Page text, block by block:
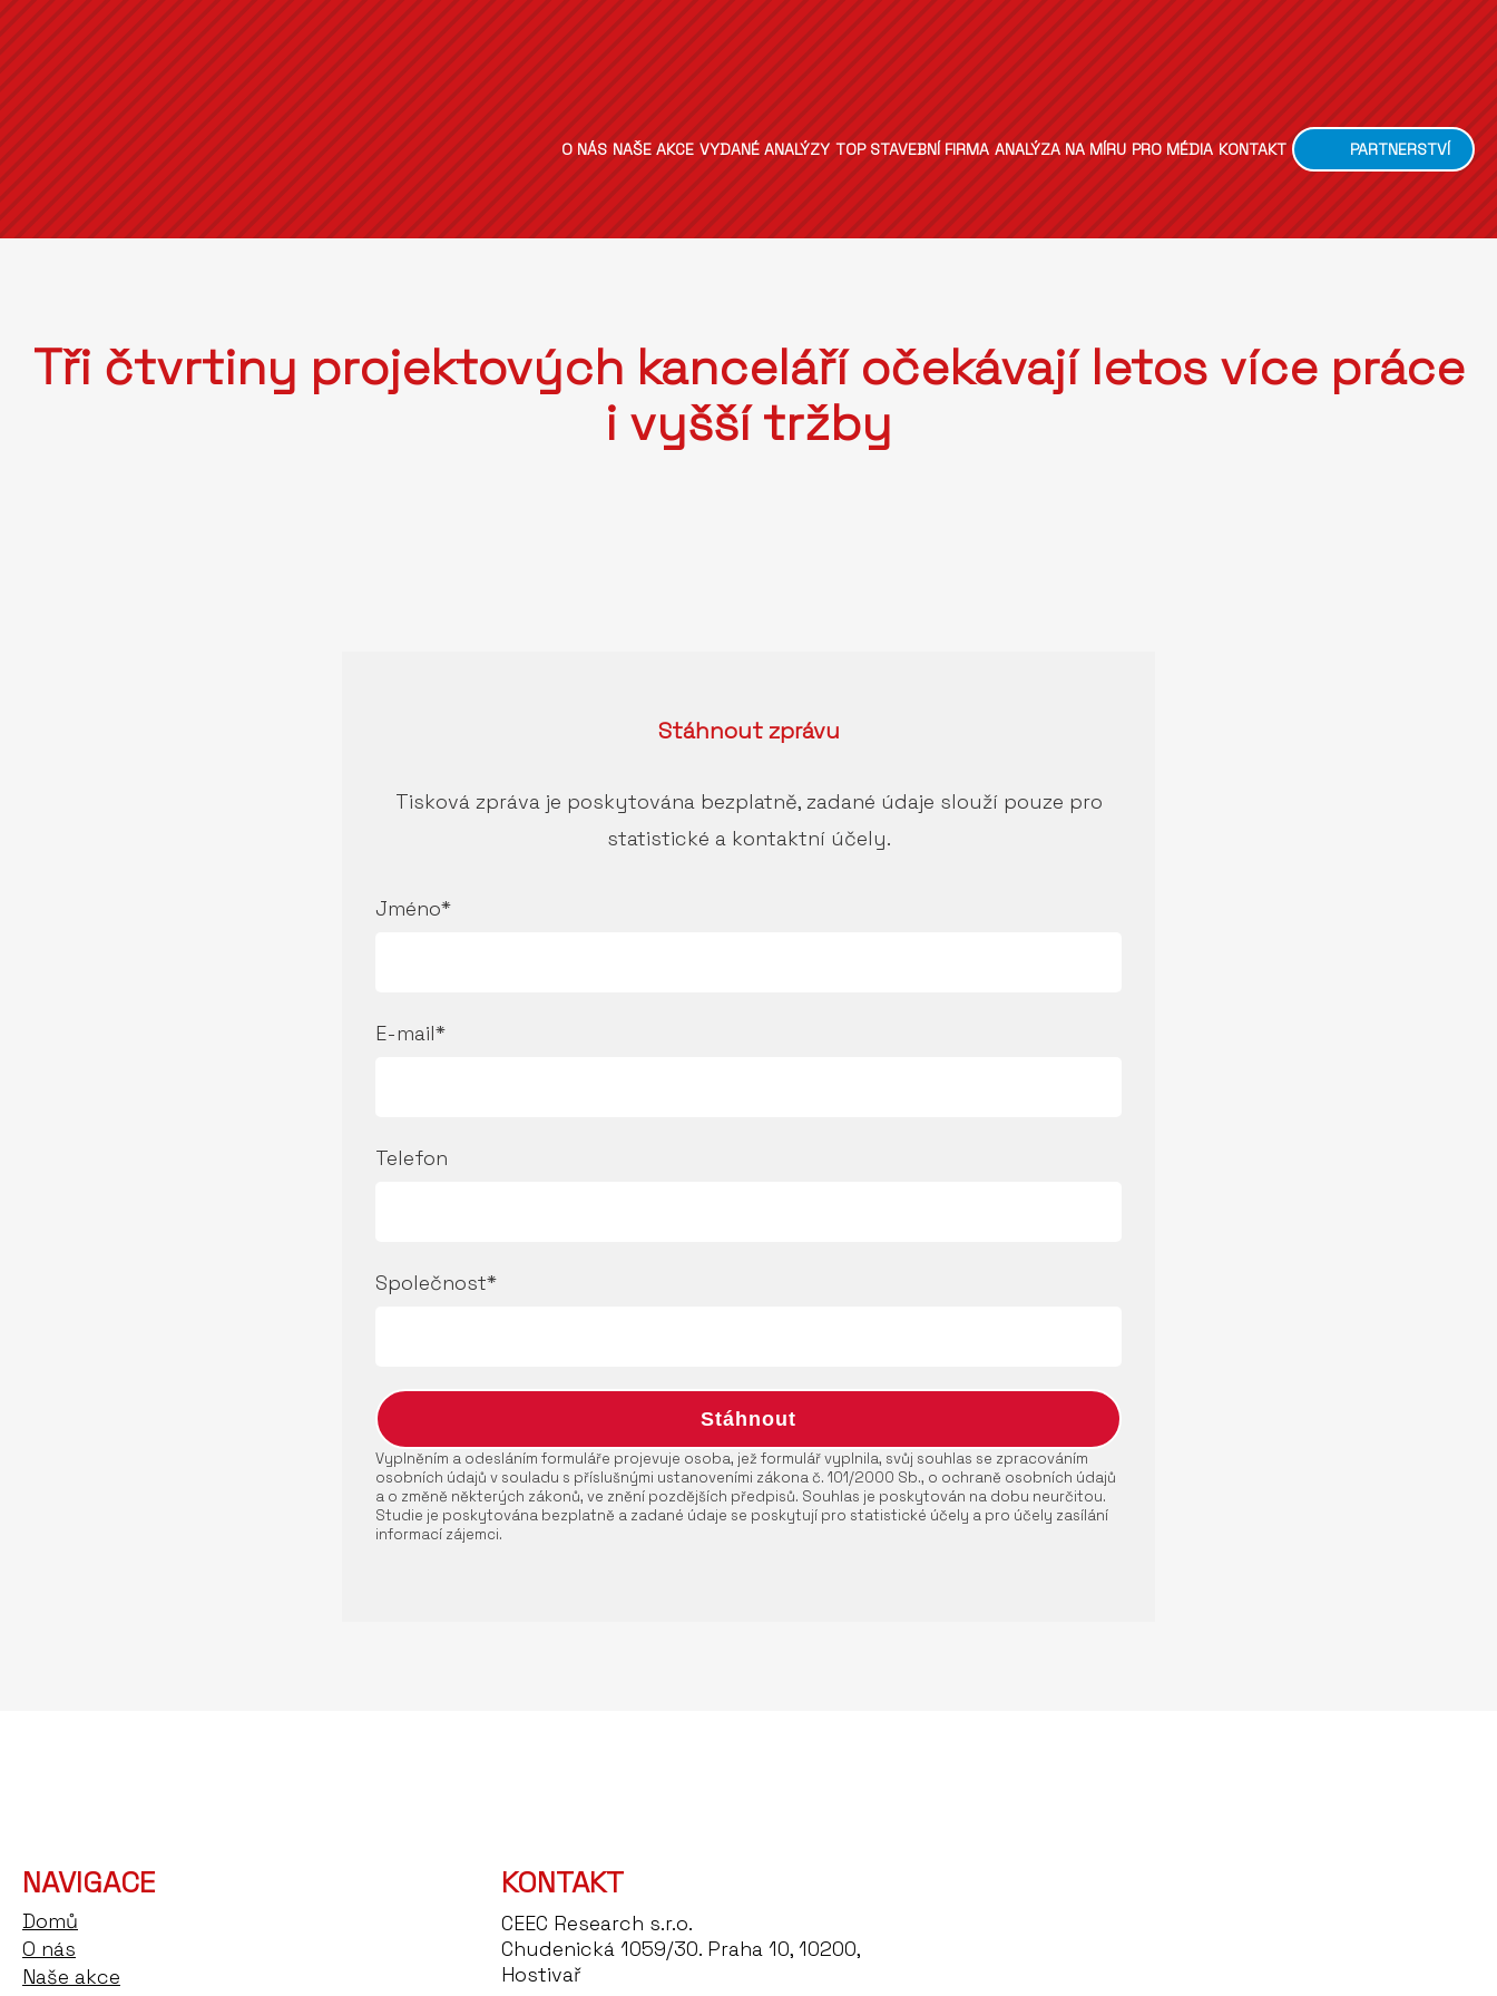
O NÁS NAŠE AKCE VYDANÉ ANALÝZY TOP STAVEBNÍ FIRMA ANALÝZA NA MÍRU PRO MÉDIA KONTAKT PARTNERSTVÍ
Tři čtvrtiny projektových kanceláří očekávají letos více práce
i vyšší tržby
Stáhnoutzprávu
Tisková zpráva je poskytována bezplatně, zadané údaje slouží pouze pro
statistické a kontaktní účely.
Jméno*
E-mail*
Telefon
Společnost*
Vyplněním a odesláním formuláře projevuje osoba, jež formulář vyplnila, svůj souhlas se zpracováním
osobních údajů v souladu s příslušnými ustanoveními zákona č. 101/2000 Sb., o ochraně osobních údajů
a o změně některých zákonů, ve znění pozdějších předpisů. Souhlas je poskytován na dobu neurčitou.
Studie je poskytována bezplatně a zadané údaje se poskytují pro statistické účely a pro účely zasílání
informací zájemci.
NAVIGACE
Domů
O nás
Naše akce
KONTAKT
CEEC Research s.r.o.
Chudenická 1059/30. Praha 10, 10200,
Hostivař